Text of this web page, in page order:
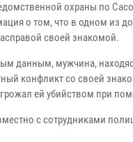
охраны по
о том, что в одном из
своей знакомой.
данным, мужчина,
конфликт со своей
ей убийством при
с сотрудниками